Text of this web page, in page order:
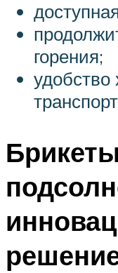
горения;
удобство